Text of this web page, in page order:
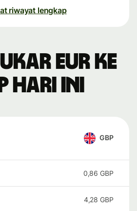
riwayat lengkap
EUR ke
hari ini
GBP
0,86 GBP
4,28 GBP